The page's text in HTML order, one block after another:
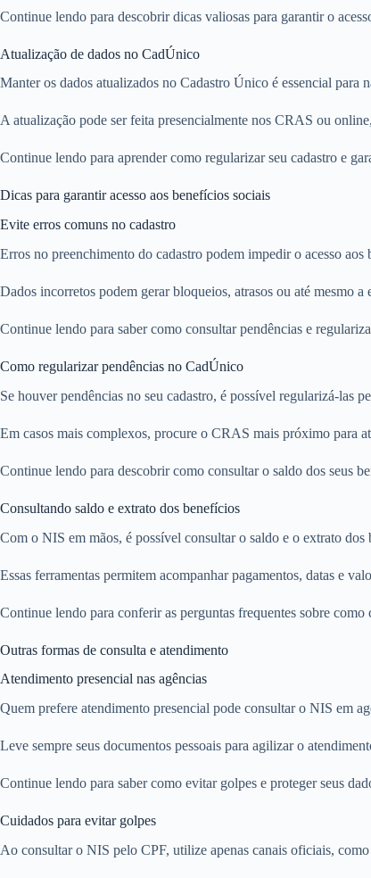
Continue lendo para descobrir dicas valiosas para garantir o
Atualização de dados no CadÚnico
Manter os dados atualizados no Cadastro Único é essencial
A atualização pode ser feita presencialmente nos CRAS ou
Continue lendo para aprender como regularizar seu cadastro e
Dicas para garantir acesso aos benefícios sociais
Evite erros comuns no cadastro
Erros no preenchimento do cadastro podem impedir o acesso
Dados incorretos podem gerar bloqueios, atrasos ou até mesmo a
Continue lendo para saber como consultar pendências e
Como regularizar pendências no CadÚnico
Se houver pendências no seu cadastro, é possível regularizá-las
Em casos mais complexos, procure o CRAS mais próximo para
Continue lendo para descobrir como consultar o saldo dos seus
Consultando saldo e extrato dos benefícios
Com o NIS em mãos, é possível consultar o saldo e o extrato dos
Essas ferramentas permitem acompanhar pagamentos, datas e
Continue lendo para conferir as perguntas frequentes sobre
Outras formas de consulta e atendimento
Atendimento presencial nas agências
Quem prefere atendimento presencial pode consultar o NIS em
Leve sempre seus documentos pessoais para agilizar o
Continue lendo para saber como evitar golpes e proteger seus
Cuidados para evitar golpes
Ao consultar o NIS pelo CPF, utilize apenas canais oficiais,